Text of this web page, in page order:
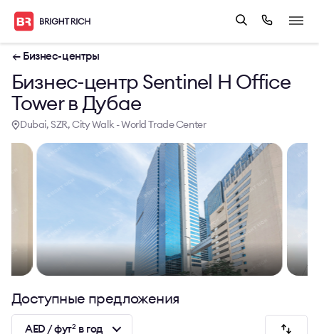
← Бизнес-центры
Бизнес-центр Sentinel H Office
Tower в Дубае
Dubai, SZR, City Walk - World Trade Center
Доступные предложения
AED / фут2в год